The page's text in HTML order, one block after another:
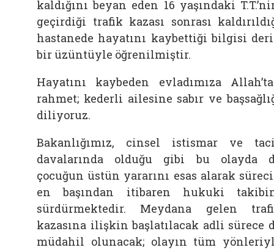
kaldığını beyan eden 16 yaşındaki
geçirdiği trafik kazası sonrası
hastanede hayatını kaybettiği bilgisi
bir üzüntüyle öğrenilmiştir.
Hayatını kaybeden evladımıza
rahmet; kederli ailesine sabır ve
diliyoruz.
Bakanlığımız, cinsel istismar ve
davalarında olduğu gibi bu olayda
çocuğun üstün yararını esas alarak
en başından itibaren hukuki
sürdürmektedir. Meydana gelen
kazasına ilişkin başlatılacak adli sürece
müdahil olunacak; olayın tüm